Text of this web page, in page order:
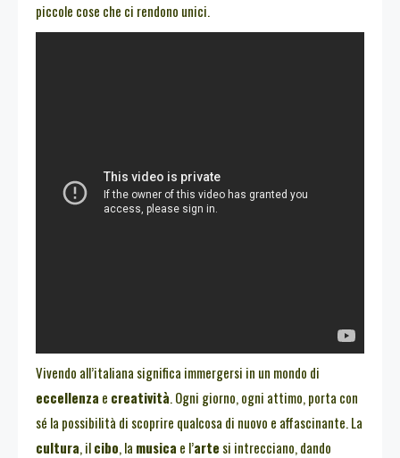
piccole cose che ci rendono unici.
Vivendo all’italiana significa immergersi in un mondo di
eccellenza e creatività. Ogni giorno, ogni attimo, porta con
sé la possibilità di scoprire qualcosa di nuovo e affascinante. La
cultura, ilcibo, la musica e l’arte si intrecciano, dando